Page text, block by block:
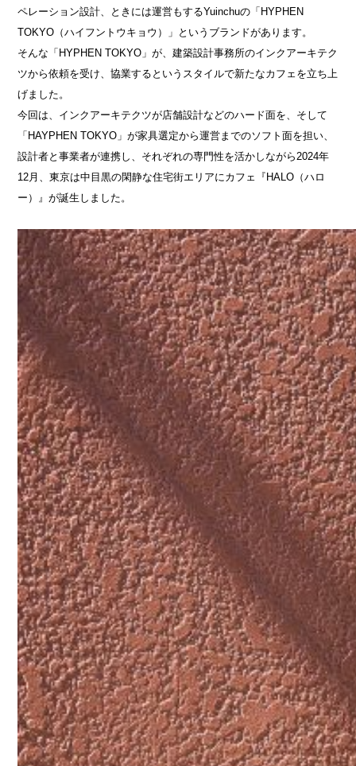
ペレーション設計、ときには運営もするYuinchuの「HYPHEN
TOKYO（ハイフントウキョウ）」というブランドがあります。
そんな「HYPHEN TOKYO」が、建築設計事務所のインクアーキテク
ツから依頼を受け、協業するというスタイルで新たなカフェを立ち上
げました。
今回は、インクアーキテクツが店舗設計などのハード面を、そして
「HAYPHEN TOKYO」が家具選定から運営までのソフト面を担い、
設計者と事業者が連携し、それぞれの専門性を活かしながら2024年
12月、東京は中目黒の閑静な住宅街エリアにカフェ『HALO（ハロ
ー）』が誕生しました。